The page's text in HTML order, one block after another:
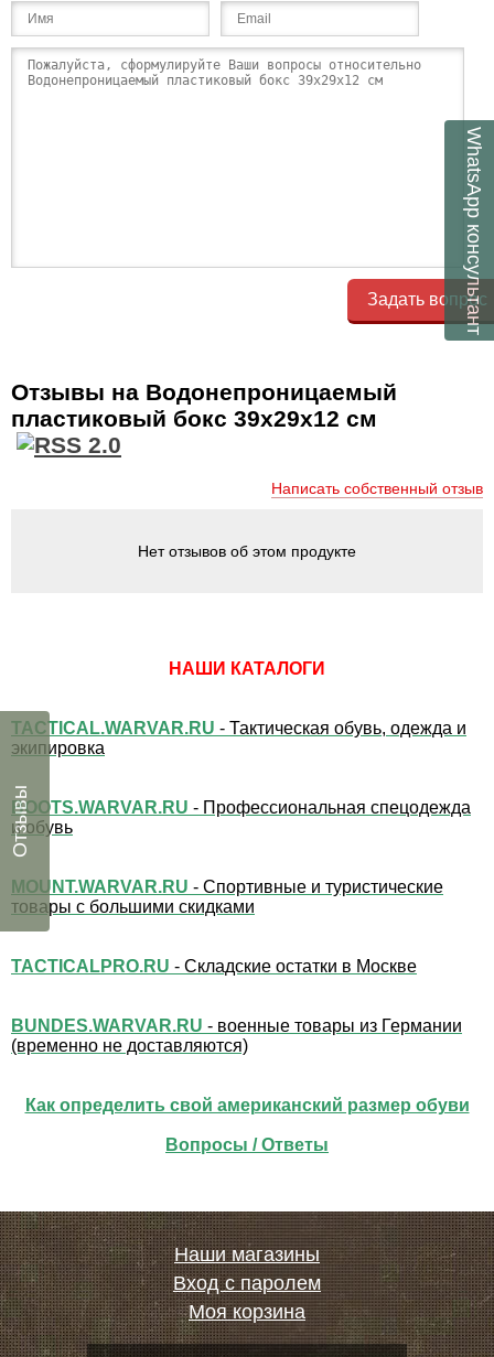
Задать вопрос
Отзывы на Водонепроницаемый
пластиковый бокс 39x29x12 см
Написать собственный отзыв
Нет отзывов об этом продукте
НАШИ КАТАЛОГИ
TACTICAL.WARVAR.RU - Тактическая обувь, одежда и
экипировка
BOOTS.WARVAR.RU - Профессиональная спецодежда
и обувь
MOUNT.WARVAR.RU - Спортивные и туристические
товары с большими скидками
TACTICALPRO.RU - Складские остатки в Москве
BUNDES.WARVAR.RU - военные товары из Германии
(временно не доставляются)
Как определить свой американский размер обуви
Вопросы / Ответы
WhatsApp
консультант
Отзывы
Наши магазины
Вход с паролем
Моя корзина